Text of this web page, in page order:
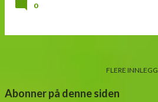
0
FLERE INNLEGG
Abonner på denne siden